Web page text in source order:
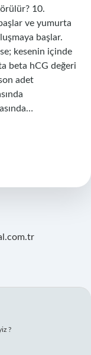
10.
ve yumurta
başlar.
kesenin içinde
beta hCG değeri
adet
?